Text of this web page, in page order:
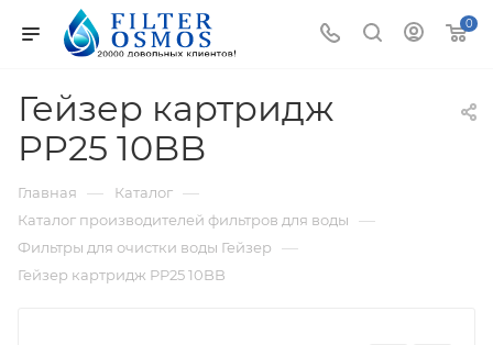
0
Гейзер картридж
PP25 10BB
Главная — Каталог —
Каталог производителей фильтров для воды —
Фильтры для очистки воды Гейзер —
Гейзер картридж PP25 10BB